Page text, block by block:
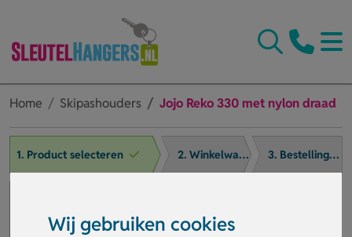
Wij gebruiken cookies
Home Skipashouders Jojo Reko 330 met nylon draad
1. Product selecteren 2. Winkelwagen 3. Bestelling afronden